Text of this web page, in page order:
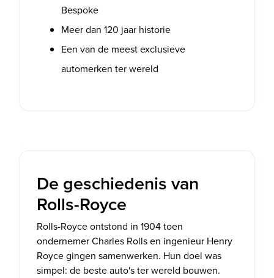
Bespoke
Meer dan 120 jaar historie
Een van de meest exclusieve
automerken ter wereld
De geschiedenis van
Rolls-Royce
Rolls-Royce ontstond in 1904 toen
ondernemer Charles Rolls en ingenieur Henry
Royce gingen samenwerken. Hun doel was
simpel: de beste auto's ter wereld bouwen.